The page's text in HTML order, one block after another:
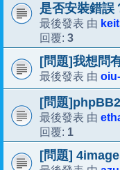
是否安裝錯誤
最後發表 由
回覆: 3
[問題]我想問
最後發表 由
[問題
最後發表 由
回覆: 1
[問題]